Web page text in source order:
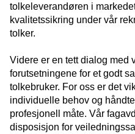
tolkeleverandøren i
kvalitetssikring under vår
tolker.
Videre er en tett dialog med
forutsetningene for et godt
tolkebruker. For oss er det
individuelle behov og
profesjonell måte. Vår
disposisjon for